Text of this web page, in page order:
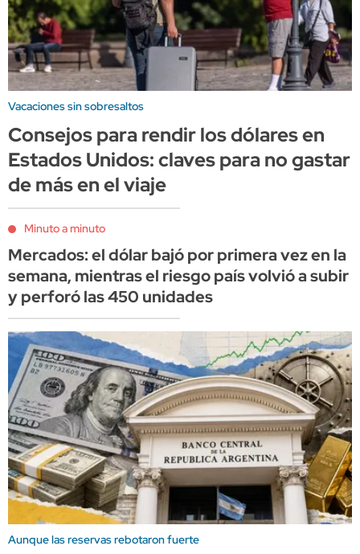
Vacaciones sin sobresaltos
Consejos para rendir los dólares en
Estados Unidos: claves para no gastar
de más en el viaje
Minuto a minuto
Mercados: el dólar bajó por primera vez en la
semana, mientras el riesgo país volvió a subir
y perforó las 450 unidades
Aunque las reservas rebotaron fuerte